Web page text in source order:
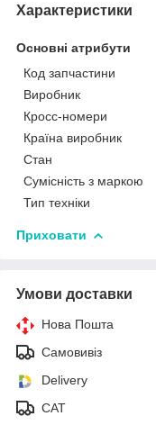
Характеристики
Основні атрибути
Код запчастини
Виробник
Кросс-номери
Країна виробник
Стан
Сумісність з маркою
Тип техніки
Приховати
Умови доставки
Нова Пошта
Самовивіз
Delivery
САТ